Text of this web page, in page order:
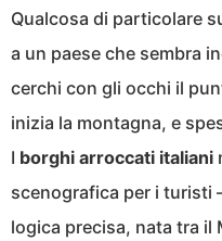
Qualcosa di particolare
a un paese che sembra
cerchi con gli occhi il
inizia la montagna, e
I borghi arroccati italiani
scenografica per i
logica precisa, nata tra il